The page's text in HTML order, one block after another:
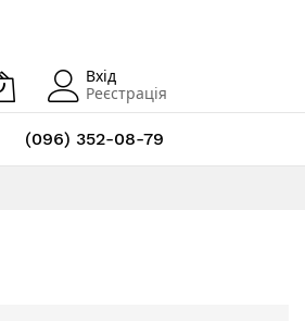
Вхід
Реєстрація
(096) 352-08-79